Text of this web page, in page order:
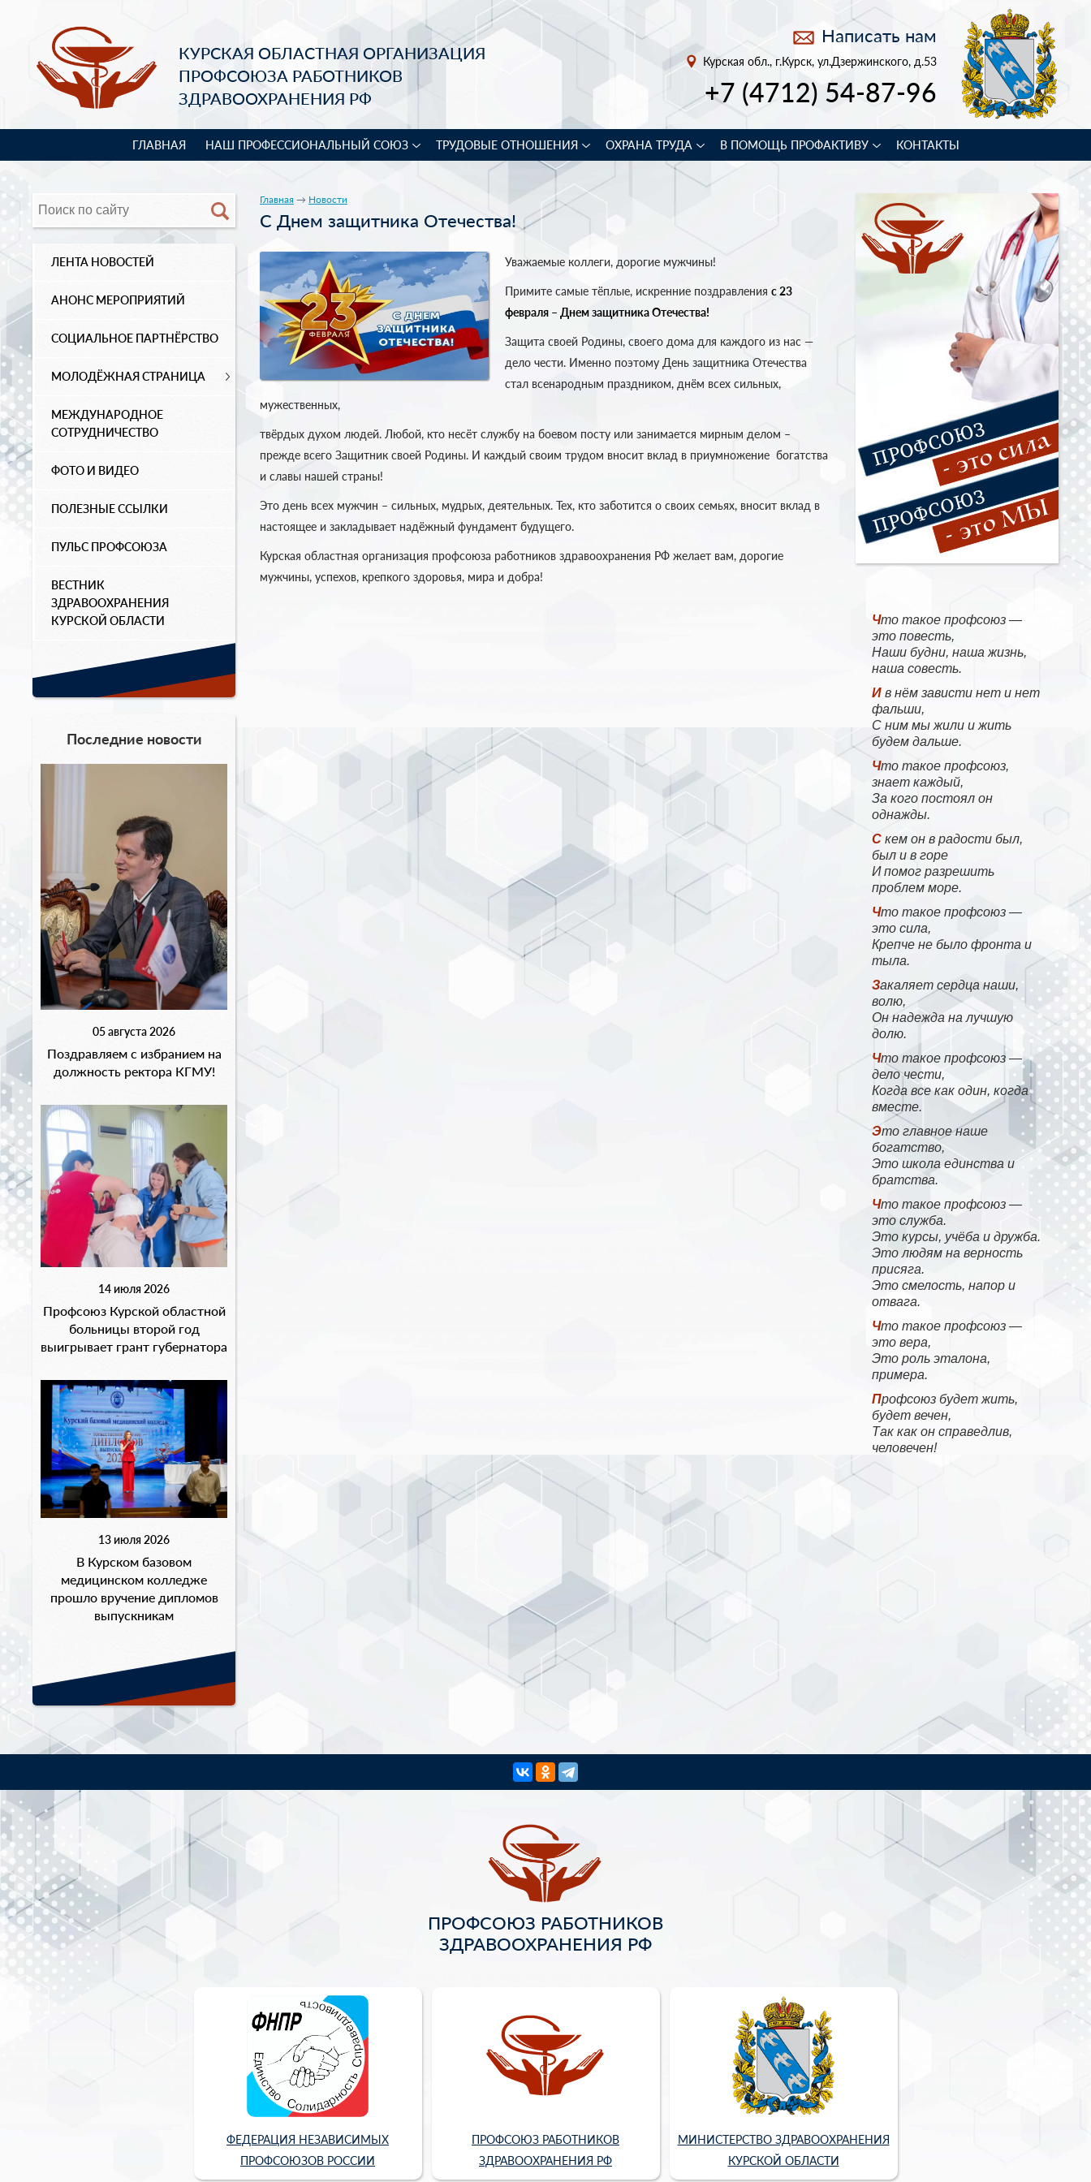
КУРСКАЯ ОБЛАСТНАЯ ОРГАНИЗАЦИЯ
ПРОФСОЮЗА РАБОТНИКОВ
ЗДРАВООХРАНЕНИЯ РФ
Написать нам
Курская обл., г.Курск, ул.Дзержинского, д.53
+7 (4712) 54-87-96
ГЛАВНАЯ НАШ ПРОФЕССИОНАЛЬНЫЙ СОЮЗ ТРУДОВЫЕ ОТНОШЕНИЯ ОХРАНА ТРУДА В ПОМОЩЬ ПРОФАКТИВУ КОНТАКТЫ
ЛЕНТА НОВОСТЕЙ
АНОНС МЕРОПРИЯТИЙ
СОЦИАЛЬНОЕ ПАРТНЁРСТВО
МОЛОДЁЖНАЯ СТРАНИЦА
МЕЖДУНАРОДНОЕ
СОТРУДНИЧЕСТВО
ФОТО И ВИДЕО
ПОЛЕЗНЫЕ ССЫЛКИ
ПУЛЬС ПРОФСОЮЗА
ВЕСТНИК
ЗДРАВООХРАНЕНИЯ
КУРСКОЙ ОБЛАСТИ
Последние новости
05 августа 2026
Поздравляем с избранием на
должность ректора КГМУ!
14 июля 2026
Профсоюз Курской областной
больницы второй год
выигрывает грант губернатора
13 июля 2026
В Курском базовом
медицинском колледже
прошло вручение дипломов
выпускникам
Что такое профсоюз —
это повесть,
Наши будни, наша жизнь,
наша совесть.
И в нём зависти нет и нет
фальши,
С ним мы жили и жить
будем дальше.
Что такое профсоюз,
знает каждый,
За кого постоял он
однажды.
С кем он в радости был,
был и в горе
И помог разрешить
проблем море.
Что такое профсоюз —
это сила,
Крепче не было фронта и
тыла.
Закаляет сердца наши,
волю,
Он надежда на лучшую
долю.
Что такое профсоюз —
дело чести,
Когда все как один, когда
вместе.
Это главное наше
богатство,
Это школа единства и
братства.
Что такое профсоюз —
это служба.
Это курсы, учёба и дружба.
Это людям на верность
присяга.
Это смелость, напор и
отвага.
Что такое профсоюз —
это вера,
Это роль эталона,
примера.
Профсоюз будет жить,
будет вечен,
Так как он справедлив,
человечен!
Главная → Новости
С Днем защитника Отечества!
Уважаемые коллеги, дорогие мужчины!
Примите самые тёплые, искренние поздравления с 23
февраля – Днем защитника Отечества!
Защита своей Родины, своего дома для каждого из нас —
дело чести. Именно поэтому День защитника Отечества
стал всенародным праздником, днём всех сильных,
мужественных,
твёрдых духом людей. Любой, кто несёт службу на боевом посту или занимается мирным делом –
прежде всего Защитник своей Родины. И каждый своим трудом вносит вклад в приумножение богатства
и славы нашей страны!
Это день всех мужчин – сильных, мудрых, деятельных. Тех, кто заботится о своих семьях, вносит вклад в
настоящее и закладывает надёжный фундамент будущего.
Курская областная организация профсоюза работников здравоохранения РФ желает вам, дорогие
мужчины, успехов, крепкого здоровья, мира и добра!
ПРОФСОЮЗ РАБОТНИКОВ
ЗДРАВООХРАНЕНИЯ РФ
ФЕДЕРАЦИЯ НЕЗАВИСИМЫХ
ПРОФСОЮЗОВ РОССИИ
ПРОФСОЮЗ РАБОТНИКОВ
ЗДРАВООХРАНЕНИЯ РФ
МИНИСТЕРСТВО ЗДРАВООХРАНЕНИЯ
КУРСКОЙ ОБЛАСТИ